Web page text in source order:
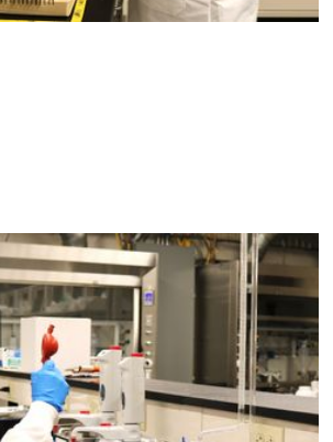
de produtos mais abrangentes na
e polímeros. Novos produtos são
e lançados no mercado nos
de última geração da Franklin.
— polimerização em